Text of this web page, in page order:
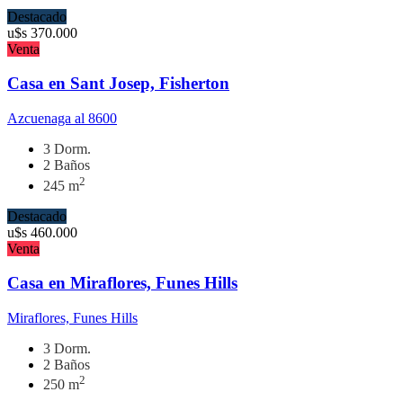
Destacado
u$s 370.000
Venta
Casa en Sant Josep, Fisherton
Azcuenaga al 8600
3 Dorm.
2 Baños
245 m2
Destacado
u$s 460.000
Venta
Casa en Miraflores, Funes Hills
Miraflores, Funes Hills
3 Dorm.
2 Baños
250 m2